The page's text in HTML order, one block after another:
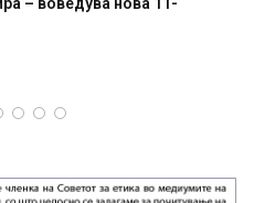
– воведува нова 11-